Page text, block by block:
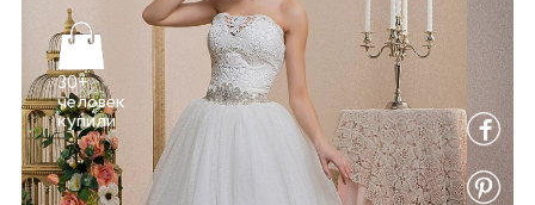
30+
человек